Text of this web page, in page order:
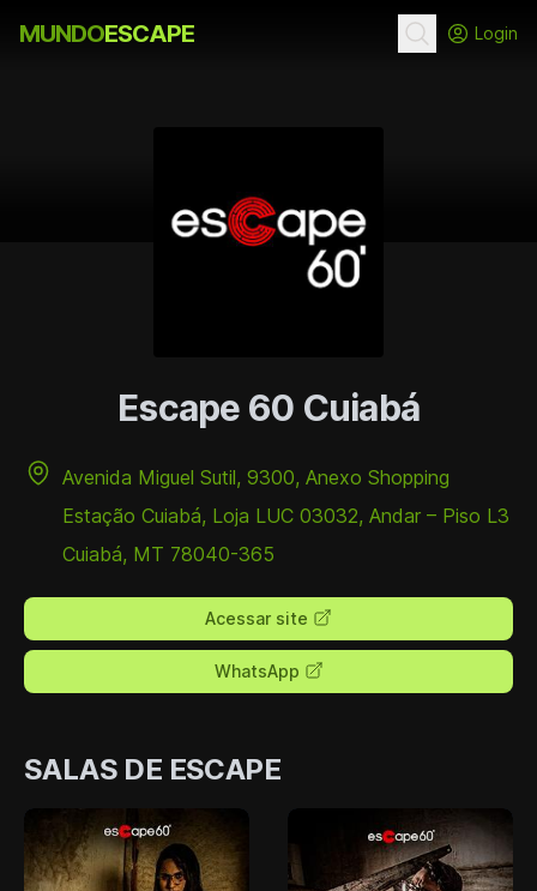
MUNDOESCAPE Login
Escape 60 Cuiabá
Avenida Miguel Sutil, 9300, Anexo Shopping
Estação Cuiabá, Loja LUC 03032, Andar – Piso L3
Cuiabá, MT 78040-365
Acessar site
WhatsApp
SALAS DE ESCAPE